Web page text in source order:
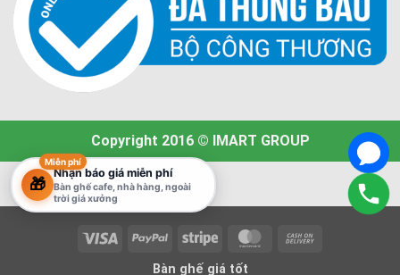
Copyright 2016 © IMART GROUP
Visa PayPal Stripe MasterCard
Bàn ghế giá tốt
Miễn phí
🎁
Nhận báo giá miễn phí
Bàn ghế cafe, nhà hàng, ngoài
trời giá xưởng